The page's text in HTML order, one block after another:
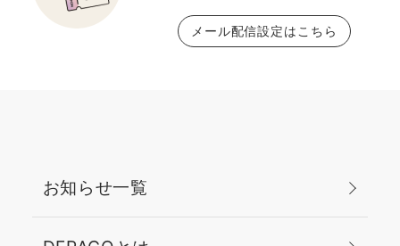
メール配信設定はこちら
お知らせ一覧